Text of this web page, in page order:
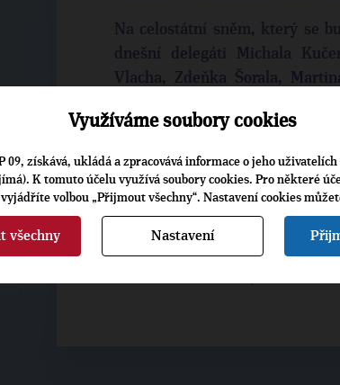
Na celostátní sněm, který se
dnešní delegáti Michala
Vlacha, Zdeňka Šorala,
Martina Látera, Janu
Žídka.
Všem zvoleným členům
v příštích dvou letech čeká. V
volby EP a výhledově spousta
RADKA OSTŘÍŽOVÁ, KRAJSKÁ
Využíváme soubory cookies
09, získává, ukládá a zpracovává informace o jeho
K tomuto účelu využívá soubory cookies. Pro některé
volbou „Přijmout všechny“. Nastavení cookies
všechny Nastavení